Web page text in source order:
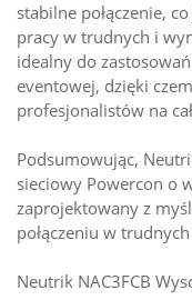
stabilne połączenie,
pracy w trudnych i
idealny do
eventowej, dzięki
profesjonalistów na
Podsumowując,
sieciowy Powercon o
zaprojektowany z
połączeniu w
Neutrik NAC3FCB